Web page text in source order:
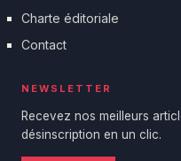
Charte éditoriale
Contact
NEWSLETTER
Recevez nos meilleurs
désinscription en un clic.